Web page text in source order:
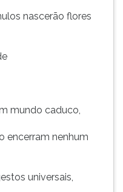
nascerão flores
mundo caduco,
encerram nenhum
universais,